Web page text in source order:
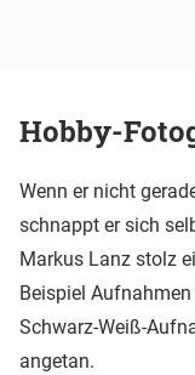
Hobby-
Wenn er nicht
schnappt er sich
Markus Lanz stolz
Beispiel
Schwarz-Weiß-
angetan.